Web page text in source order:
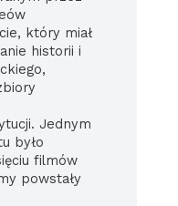
który miał
historii i
Jednym
było
filmów
powstały